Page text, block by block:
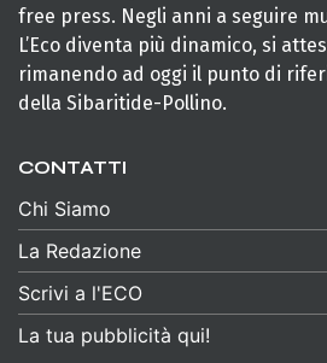
free press. Negli anni a seguire
L’Eco diventa più dinamico, si
rimanendo ad oggi il punto di
della Sibaritide-Pollino.
CONTATTI
Chi Siamo
La Redazione
Scrivi a l'ECO
La tua pubblicità qui!